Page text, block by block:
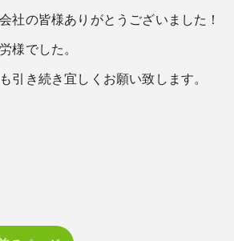
社の皆様ありがとうございました！
様でした。
引き続き宜しくお願い致します。